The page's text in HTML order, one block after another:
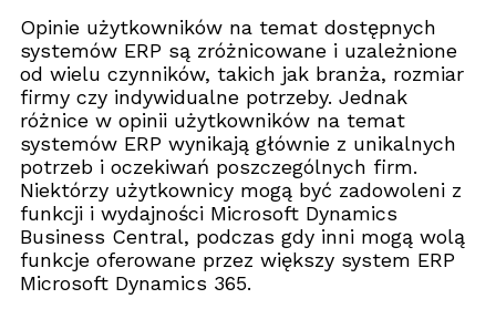
Opinie użytkowników na temat dostępnych
systemów ERP są zróżnicowane i uzależnione
od wielu czynników, takich jak branża, rozmiar
firmy czy indywidualne potrzeby. Jednak
różnice w opinii użytkowników na temat
systemów ERP wynikają głównie z unikalnych
potrzeb i oczekiwań poszczególnych firm.
Niektórzy użytkownicy mogą być zadowoleni z
funkcji i wydajności Microsoft Dynamics
Business Central, podczas gdy inni mogą wolą
funkcje oferowane przez większy system ERP
Microsoft Dynamics 365.